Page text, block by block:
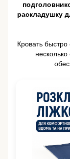
раскладушку
Кровать быстро